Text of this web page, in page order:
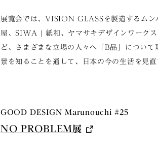
展覧会では、VISION GLASSを製造するム
屋、SIWA | 紙和、ヤマサキデザインワーク
ど、さまざまな立場の人々へ「B品」につい
景を知ることを通して、日本の今の生活を見
GOOD DESIGN Marunouchi #25
NO PROBLEM展